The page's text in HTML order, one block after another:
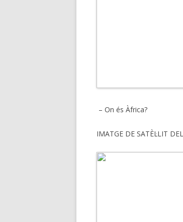
– On és Àfrica?
IMATGE DE SATÈL·LIT